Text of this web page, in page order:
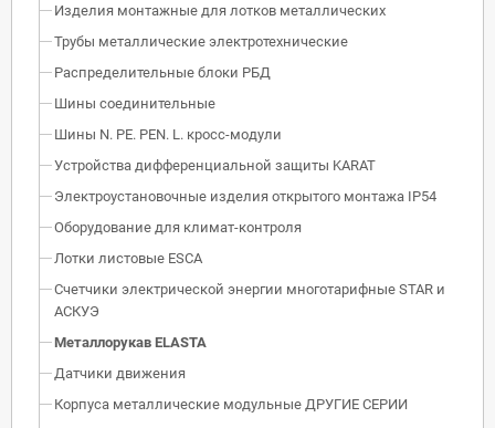
Изделия монтажные для лотков металлических
Трубы металлические электротехнические
Распределительные блоки РБД
Шины соединительные
Шины N. PE. PEN. L. кросс-модули
Устройства дифференциальной защиты KARAT
Электроустановочные изделия открытого монтажа IP54
Оборудование для климат-контроля
Лотки листовые ESCA
Счетчики электрической энергии многотарифные STAR и
АСКУЭ
Металлорукав ELASTA
Датчики движения
Корпуса металлические модульные ДРУГИЕ СЕРИИ